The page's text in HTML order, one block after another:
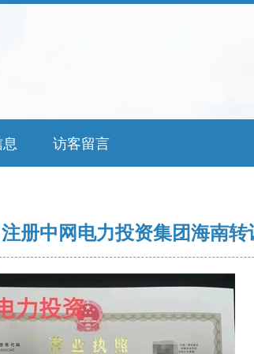
访客留言
册中网电力投资集团海南转